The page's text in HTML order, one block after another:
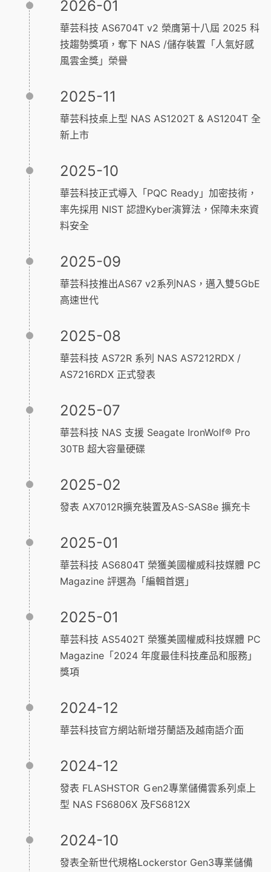
2026-01
華芸科技 AS6704T v2 榮膺第十八屆 2025 科
技趨勢獎項，奪下 NAS /儲存裝置「人氣好感
風雲金獎」榮譽
2025-11
華芸科技桌上型 NAS AS1202T & AS1204T 全
新上市
2025-10
華芸科技正式導入「PQC Ready」加密技術，
率先採用 NIST 認證Kyber演算法，保障未來資
料安全
2025-09
華芸科技推出AS67 v2系列NAS，邁入雙5GbE
高速世代
2025-08
華芸科技 AS72R 系列 NAS AS7212RDX /
AS7216RDX 正式發表
2025-07
華芸科技 NAS 支援 Seagate IronWolf® Pro
30TB 超大容量硬碟
2025-02
發表 AX7012R擴充裝置及AS-SAS8e 擴充卡
2025-01
華芸科技 AS6804T 榮獲美國權威科技媒體 PC
Magazine 評選為「編輯首選」
2025-01
華芸科技 AS5402T 榮獲美國權威科技媒體 PC
Magazine「2024 年度最佳科技產品和服務」
獎項
2024-12
華芸科技官方網站新增芬蘭語及越南語介面
2024-12
發表 FLASHSTOR Ｇen2專業儲備雲系列桌上
型 NAS FS6806X 及FS6812X
2024-10
發表全新世代規格Lockerstor Gen3專業儲備